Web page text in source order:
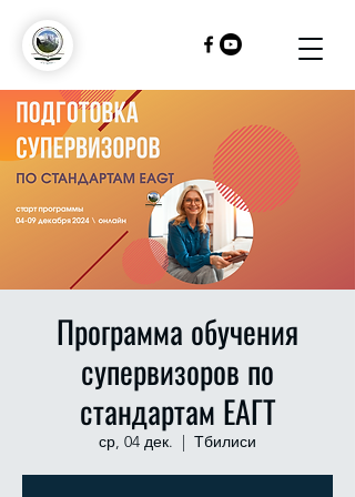
Программа обучения
супервизоров по
стандартам ЕАГТ
ср, 04 дек.
  |
Тбилиси